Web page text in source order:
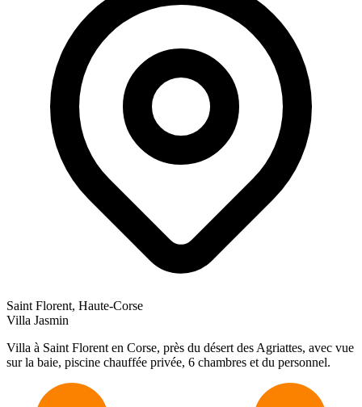
Saint Florent, Haute-Corse
Villa Jasmin
Villa à Saint Florent en Corse, près du désert des Agriattes, avec vue
sur la baie, piscine chauffée privée, 6 chambres et du personnel.